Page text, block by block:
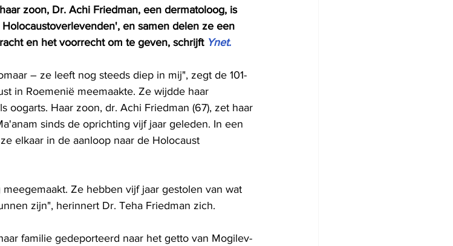
zoon, Dr. Achi Friedman, een dermatoloog, is
en samen delen ze een
en het voorrecht om te geven, schrijft Ynet.
– ze leeft nog steeds diep in mij", zegt de 101-
in Roemenië meemaakte. Ze wijdde haar
oogarts. Haar zoon, dr. Achi Friedman (67), zet haar
sinds de oprichting vijf jaar geleden. In een
elkaar in de aanloop naar de Holocaust
Ze hebben vijf jaar gestolen van wat
zijn", herinnert Dr. Teha Friedman zich.
familie gedeporteerd naar het getto van Mogilev-